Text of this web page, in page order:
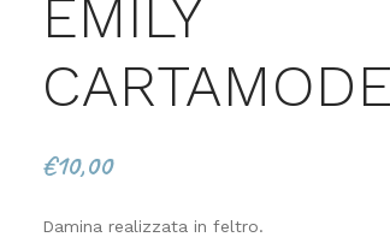
EMILY
€10,00
Damina realizzata in feltro.